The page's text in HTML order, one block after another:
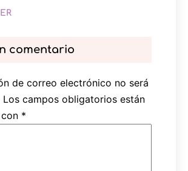
comentario
de correo electrónico no será
Los campos obligatorios están
*